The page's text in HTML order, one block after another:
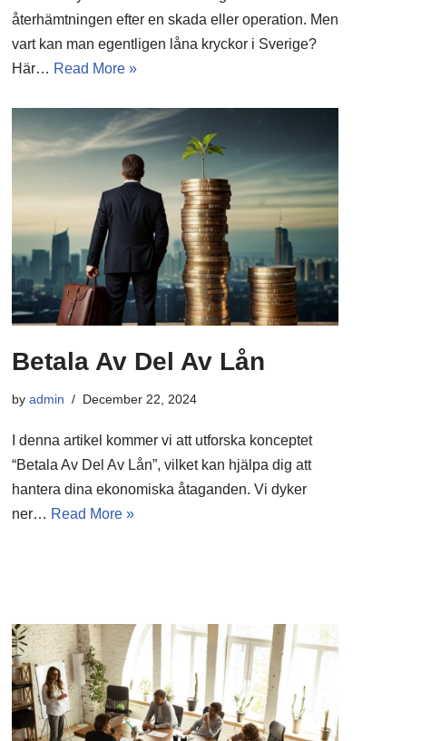
återhämtningen efter en skada eller operation. Men
vart kan man egentligen låna kryckor i Sverige?
Här… Read More »
Betala Av Del Av Lån
by admin December 22, 2024
I denna artikel kommer vi att utforska konceptet
“Betala Av Del Av Lån”, vilket kan hjälpa dig att
hantera dina ekonomiska åtaganden. Vi dyker
ner… Read More »